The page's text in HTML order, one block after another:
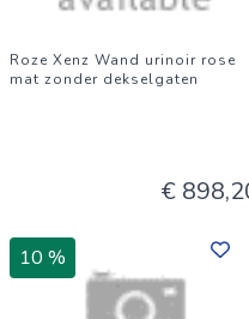
Roze Xenz Wand urinoir rose
mat zonder dekselgaten
€
10 %